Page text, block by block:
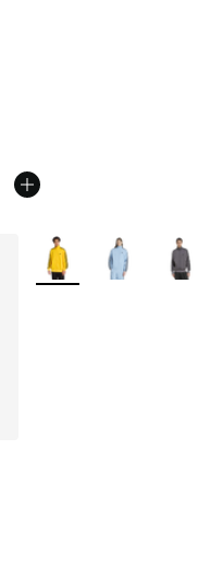
Plus de couleurs